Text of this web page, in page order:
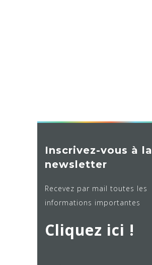
Inscrivez-vous à la
newsletter
Recevez par mail toutes les
informations importantes
Cliquez ici !